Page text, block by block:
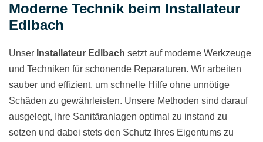
Moderne Technik beim Installateur
Edlbach
Unser Installateur Edlbach setzt auf moderne Werkzeuge
und Techniken für schonende Reparaturen. Wir arbeiten
sauber und effizient, um schnelle Hilfe ohne unnötige
Schäden zu gewährleisten. Unsere Methoden sind darauf
ausgelegt, Ihre Sanitäranlagen optimal zu instand zu
setzen und dabei stets den Schutz Ihres Eigentums zu